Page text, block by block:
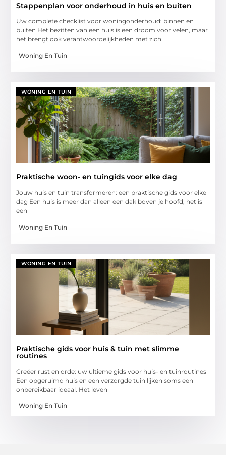
Stappenplan voor onderhoud in huis en buiten
Uw complete checklist voor woningonderhoud: binnen en
buiten Het bezitten van een huis is een droom voor velen, maar
het brengt ook verantwoordelijkheden met zich
Woning En Tuin
WONING EN TUIN
Praktische woon- en tuingids voor elke dag
Jouw huis en tuin transformeren: een praktische gids voor elke
dag Een huis is meer dan alleen een dak boven je hoofd; het is
een
Woning En Tuin
WONING EN TUIN
Praktische gids voor huis & tuin met slimme
routines
Creëer rust en orde: uw ultieme gids voor huis- en tuinroutines
Een opgeruimd huis en een verzorgde tuin lijken soms een
onbereikbaar ideaal. Het leven
Woning En Tuin